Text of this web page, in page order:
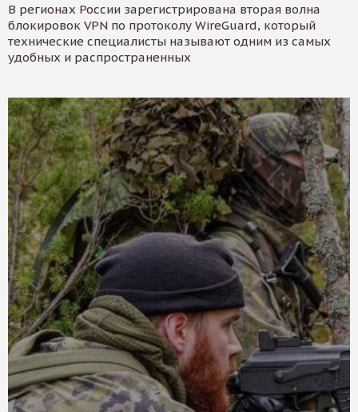
В регионах России зарегистрирована вторая волна
блокировок VPN по протоколу WireGuard, который
технические специалисты называют одним из самых
удобных и распространенных